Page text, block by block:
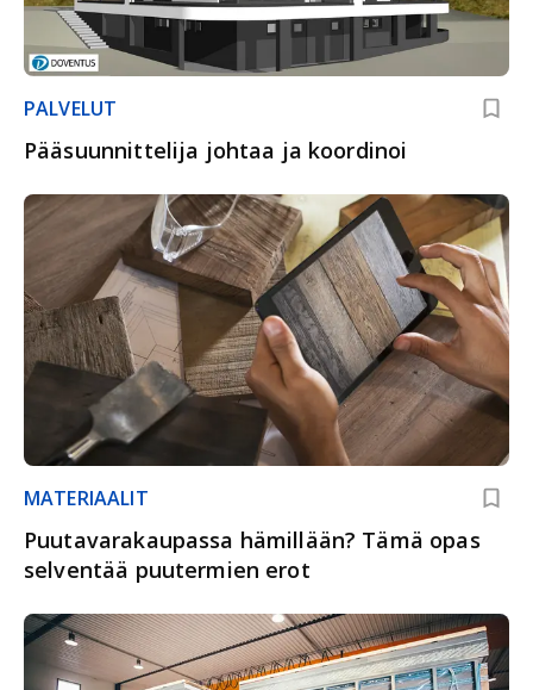
PALVELUT
Pääsuunnittelija johtaa ja koordinoi
MATERIAALIT
Puutavarakaupassa hämillään? Tämä opas
selventää puutermien erot